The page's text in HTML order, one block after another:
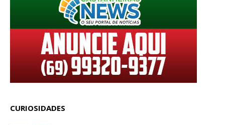
CURIOSIDADES